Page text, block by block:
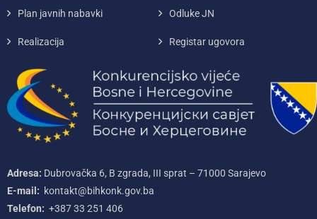
Plan javnih nabavki Odluke JN
Realizacija Registar ugovora
Adresa: Dubrovačka 6, B zgrada, III sprat – 71000‌ Sarajevo
E-mail: kontakt@bihkonk.gov.ba
Telefon: +387‌ 33‌ 251‌ 406